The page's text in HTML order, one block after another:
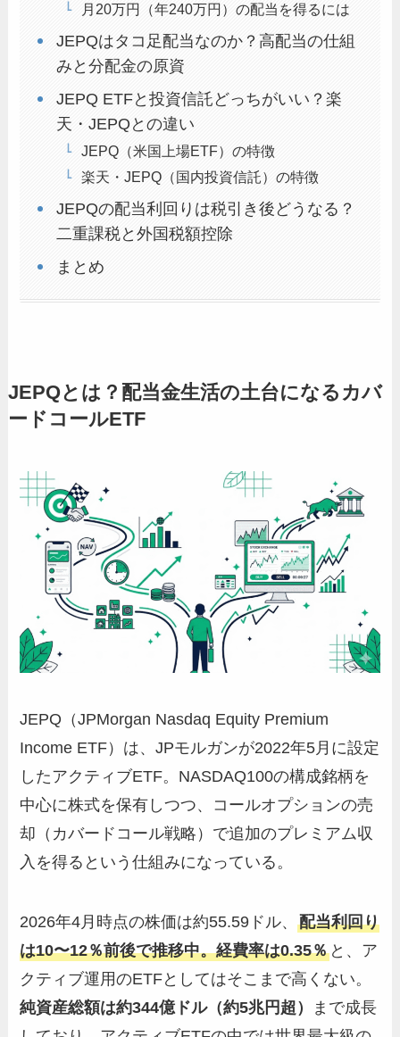
月20万円（年240万円）の配当を得るには
JEPQはタコ足配当なのか？高配当の仕組
みと分配金の原資
JEPQ ETFと投資信託どっちがいい？楽
天・JEPQとの違い
JEPQ（米国上場ETF）の特徴
楽天・JEPQ（国内投資信託）の特徴
JEPQの配当利回りは税引き後どうなる？
二重課税と外国税額控除
まとめ
JEPQとは？配当金生活の土台になるカバ
ードコールETF
JEPQ（JPMorgan Nasdaq Equity Premium
Income ETF）は、JPモルガンが2022年5月に設定
したアクティブETF。NASDAQ100の構成銘柄を
中心に株式を保有しつつ、コールオプションの売
却（カバードコール戦略）で追加のプレミアム収
入を得るという仕組みになっている。
2026年4月時点の株価は約55.59ドル、配当利回り
は10〜12％前後で推移中。経費率は0.35％ と、ア
クティブ運用のETFとしてはそこまで高くない。
純資産総額は約344億ドル（約5兆円超）
まで成長